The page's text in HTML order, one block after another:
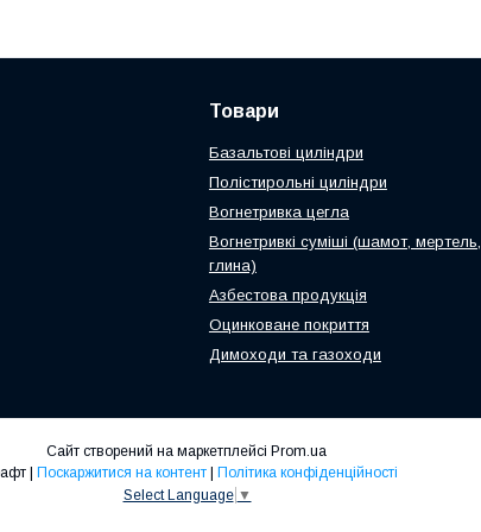
Товари
Базальтові циліндри
Полістирольні циліндри
Вогнетривка цегла
Вогнетривкі суміші (шамот, мертель,
глина)
Азбестова продукція
Оцинковане покриття
Димоходи та газоходи
Сайт створений на маркетплейсі Prom.ua
Поскаржитися на контент
Політика конфіденційності
Select Language ▼